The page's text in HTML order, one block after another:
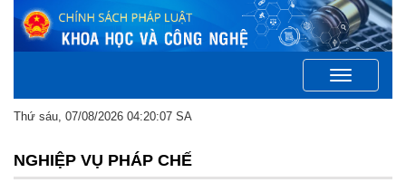
Toggle
navigation
Thứ sáu, 07/08/2026 04:20:07 SA
NGHIỆP VỤ PHÁP CHẾ